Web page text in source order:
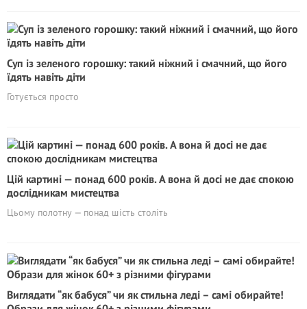
Суп із зеленого горошку: такий ніжний і смачний, що його
їдять навіть діти
Готується просто
Цій картині — понад 600 років. А вона й досі не дає спокою
дослідникам мистецтва
Цьому полотну — понад шість століть
Виглядати “як бабуся” чи як стильна леді – самі обирайте!